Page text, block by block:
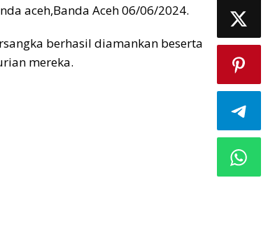
aceh,Banda Aceh 06/06/2024.
berhasil diamankan beserta
mereka.